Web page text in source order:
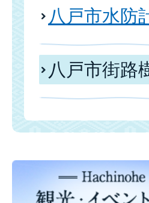
八戸市水防
八戸市街路